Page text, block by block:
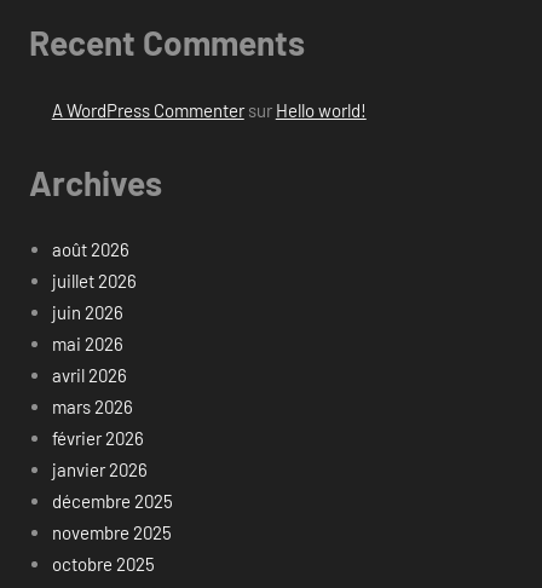
Recent Comments
A WordPress Commentersur Hello world!
Archives
août 2026
juillet 2026
juin 2026
mai 2026
avril 2026
mars 2026
février 2026
janvier 2026
décembre 2025
novembre 2025
octobre 2025